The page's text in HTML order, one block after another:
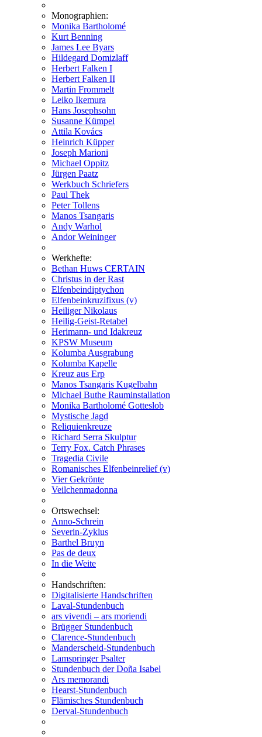
Monographien:
Monika Bartholomé
Kurt Benning
James Lee Byars
Hildegard Domizlaff
Herbert Falken I
Herbert Falken II
Martin Frommelt
Leiko Ikemura
Hans Josephsohn
Susanne Kümpel
Attila Kovács
Heinrich Küpper
Joseph Marioni
Michael Oppitz
Jürgen Paatz
Werkbuch Schriefers
Paul Thek
Peter Tollens
Manos Tsangaris
Andy Warhol
Andor Weininger
Werkhefte:
Bethan Huws CERTAIN
Christus in der Rast
Elfenbeindiptychon
Elfenbeinkruzifixus (v)
Heiliger Nikolaus
Heilig-Geist-Retabel
Herimann- und Idakreuz
KPSW Museum
Kolumba Ausgrabung
Kolumba Kapelle
Kreuz aus Erp
Manos Tsangaris Kugelbahn
Michael Buthe Rauminstallation
Monika Bartholomé Gotteslob
Mystische Jagd
Reliquienkreuze
Richard Serra Skulptur
Terry Fox. Catch Phrases
Tragedia Civile
Romanisches Elfenbeinrelief (v)
Vier Gekrönte
Veilchenmadonna
Ortswechsel:
Anno-Schrein
Severin-Zyklus
Barthel Bruyn
Pas de deux
In die Weite
Handschriften:
Digitalisierte Handschriften
Laval-Stundenbuch
ars vivendi – ars moriendi
Brügger Stundenbuch
Clarence-Stundenbuch
Manderscheid-Stundenbuch
Lamspringer Psalter
Stundenbuch der Doña Isabel
Ars memorandi
Hearst-Stundenbuch
Flämisches Stundenbuch
Derval-Stundenbuch